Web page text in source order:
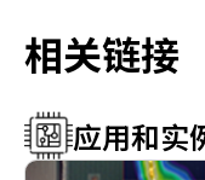
相关链接
应用和实